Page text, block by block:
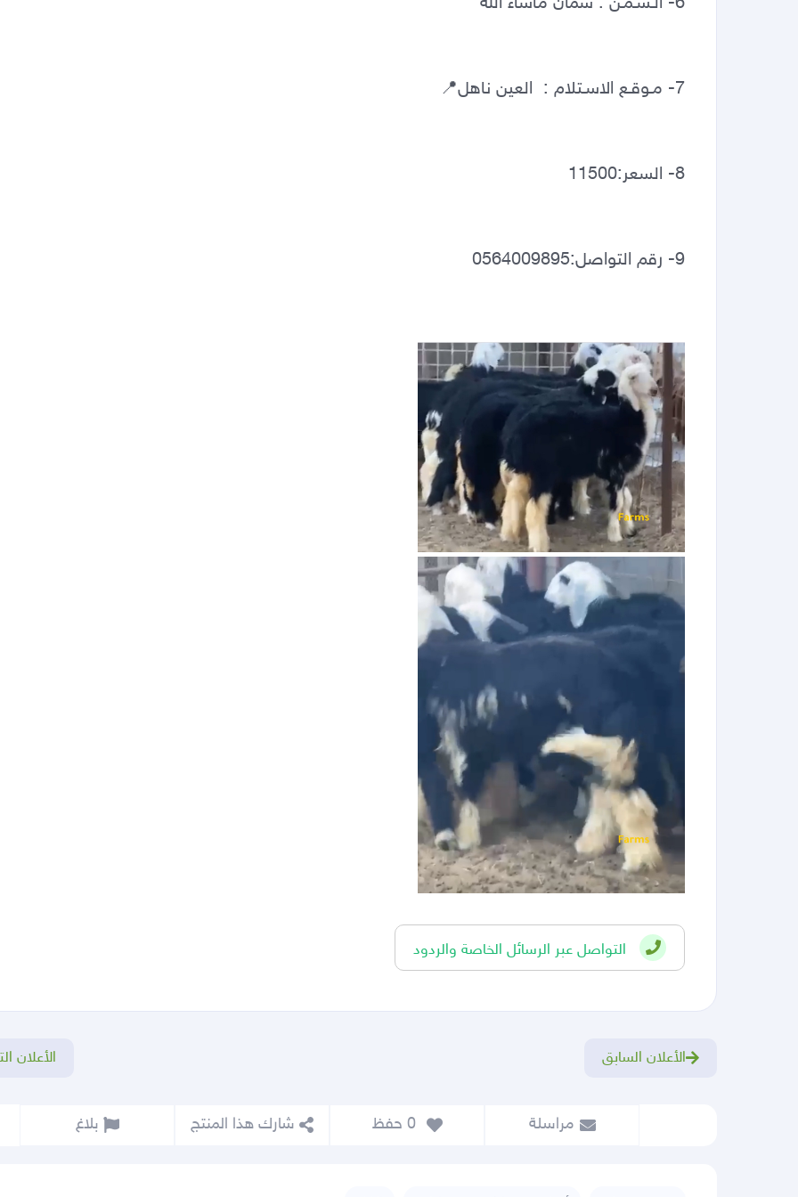
7- مـوقـع الاسـتلام :  العين ناهل📍
8- السعر:11500
9- رقم التواصل:0564009895
التواصل عبر الرسائل الخاصة والردود
الأعلان السابق الأعلان
مراسلة 0 شارك هذا المنتج بلاغ